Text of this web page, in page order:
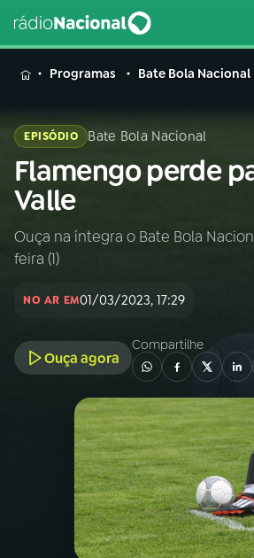
MENU
Buscar
na
Rádio
Nacional
PROGRAMAÇÃO
PROGRAMAS
Programas Bate Bola Nacional
EPISÓDIO Bate Bola Nacional
Flamengo perde
Valle
Ouça na íntegra o Bate Bola
feira (1)
NO AR EM01/03/2023, 17:29
Ouça agora
Compartilhe